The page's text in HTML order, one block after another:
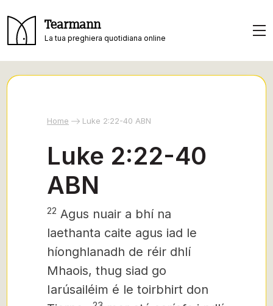
Tearmann
La tua preghiera quotidiana online
Home Luke 2:22-40 ABN
Luke 2:22-40
ABN
22 Agus nuair a bhí na
laethanta caite agus iad le
híonghlanadh de réir dhlí
Mhaois, thug siad go
Iarúsailéim é le toirbhirt don